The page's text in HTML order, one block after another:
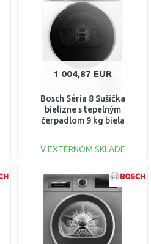
1 004,87 EUR
Bosch Séria 8 Sušička
bielizne s tepelným
čerpadlom 9 kg biela
V EXTERNOM SKLADE
DO KOŠÍKA
Porovnať